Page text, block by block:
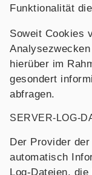
Funktionalität
Soweit Cookies
hierüber im
gesondert
abfragen.
SERVER-LOG-
Der Provider
automatisch
Log-Dateien,